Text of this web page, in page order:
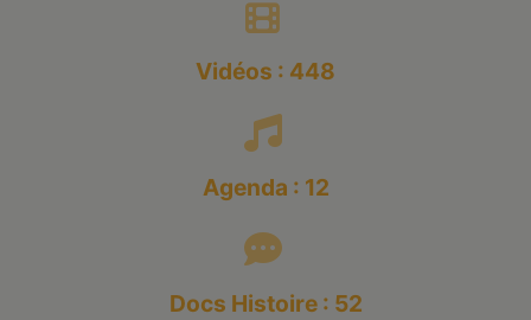
Vidéos : 448
Agenda : 12
Docs Histoire : 52